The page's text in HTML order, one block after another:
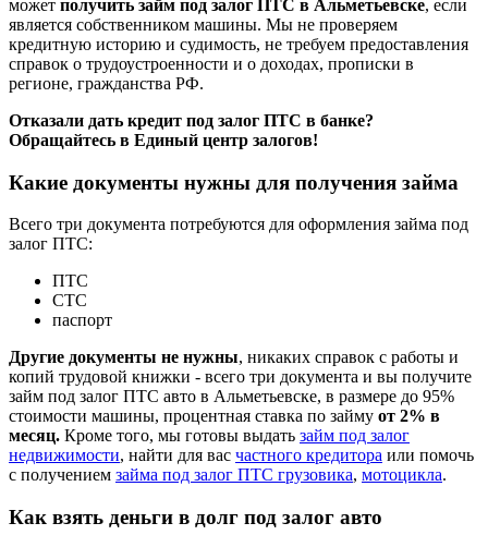
может получить займ под залог ПТС в Альметьевске, если
является собственником машины. Мы не проверяем
кредитную историю и судимость, не требуем предоставления
справок о трудоустроенности и о доходах, прописки в
регионе, гражданства РФ.
Отказали дать кредит под залог ПТС в банке?
Обращайтесь в Единый центр залогов!
Какие документы нужны для получения займа
Всего три документа потребуются для оформления займа под
залог ПТС:
ПТС
СТС
паспорт
Другие документы не нужны, никаких справок с работы и
копий трудовой книжки - всего три документа и вы получите
займ под залог ПТС авто в Альметьевске, в размере до 95%
стоимости машины, процентная ставка по займу от 2% в
месяц. Кроме того, мы готовы выдать займ под залог
недвижимости, найти для вас частного кредитора или помочь
с получением займа под залог ПТС грузовика, мотоцикла.
Как взять деньги в долг под залог авто